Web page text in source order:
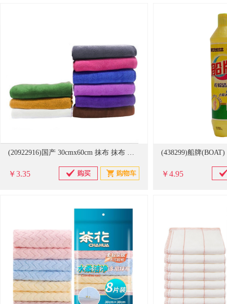
(20922916)国产 30cmx60cm 抹布 抹布 多色(单位：条)
￥3.35 ￥4.95